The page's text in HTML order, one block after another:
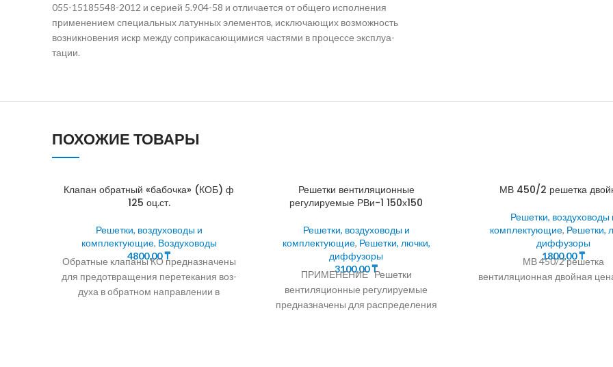
055-15185548-2012 и серией 5.904-58 и отличается от общего исполнения
применением специальных латунных элементов, исключающих возможность
возникновения искр между соприкасающимися частями в процессе эксплуа-
тации.
ПОХОЖИЕ ТОВАРЫ
Клапан обратный «бабочка» (КОБ) ф
125 оц.ст.
Решетки, воздуховоды и
комплектующие, Воздуховоды
4800,00₸
Обратные клапаны КО предназначены
для предотвращения перетекания воз-
духа в обратном направлении в
Решетки вентиляционные
регулируемые РВи-1 150х150
Решетки, воздуховоды и
комплектующие, Решетки, лючки,
диффузоры
3100,00₸
ПРИМЕНЕНИЕ Решетки
вентиляционные регулируемые
предназначены для распределения
МВ 450/2 решетка
Решетки, воздуховоды
комплектующие, Решетки,
диффузоры
1800,00₸
МВ 450/2 решетка
вентиляционная двойная